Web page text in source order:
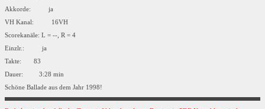
Akkorde: ja
VH Kanal: 16VH
Scorekanäle: L = --, R = 4
Einzlr.: ja
Takte: 83
Dauer: 3:28 min
Schöne Ballade aus dem Jahr 1998!